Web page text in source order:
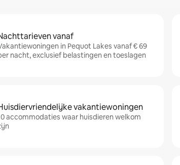
vanaf
in Pequot Lakes vanaf € 69
nacht, exclusief belastingen en toeslagen
vakantiewoningen
accommodaties waar huisdieren welkom